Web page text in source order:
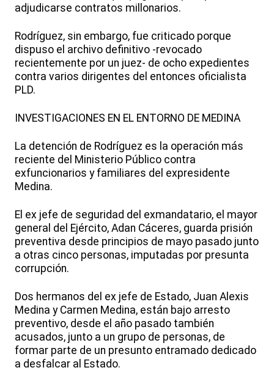
adjudicarse contratos millonarios.
Rodríguez, sin embargo, fue criticado porque
dispuso el archivo definitivo -revocado
recientemente por un juez- de ocho expedientes
contra varios dirigentes del entonces oficialista
PLD.
INVESTIGACIONES EN EL ENTORNO DE MEDINA
La detención de Rodríguez es la operación más
reciente del Ministerio Público contra
exfuncionarios y familiares del expresidente
Medina.
El ex jefe de seguridad del exmandatario, el mayor
general del Ejército, Adan Cáceres, guarda prisión
preventiva desde principios de mayo pasado junto
a otras cinco personas, imputadas por presunta
corrupción.
Dos hermanos del ex jefe de Estado, Juan Alexis
Medina y Carmen Medina, están bajo arresto
preventivo, desde el año pasado también
acusados, junto a un grupo de personas, de
formar parte de un presunto entramado dedicado
a desfalcar al Estado.